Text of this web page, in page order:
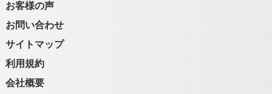
お客様の声
お問い合わせ
サイトマップ
利用規約
会社概要